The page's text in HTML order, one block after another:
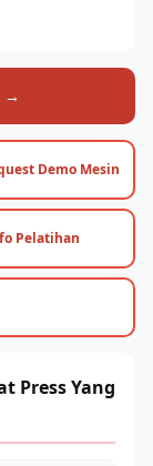
→
Demo Mesin
Pelatihan
Press Yang